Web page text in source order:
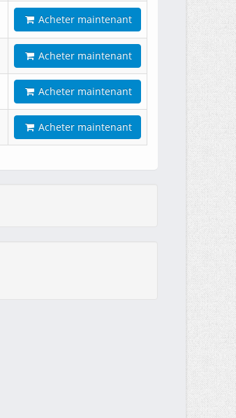
Acheter maintenant
Acheter maintenant
Acheter maintenant
Acheter maintenant